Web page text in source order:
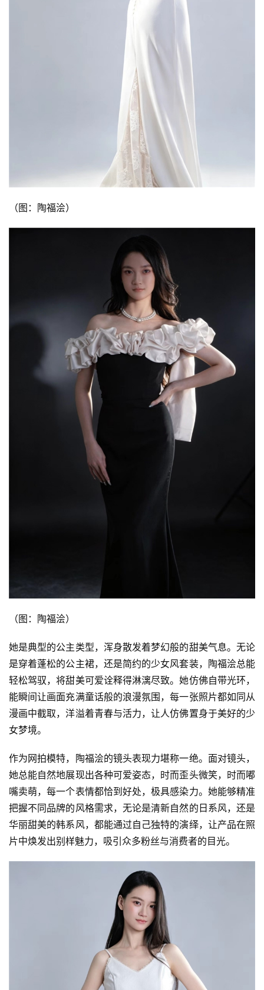
（图：陶福浍）
（图：陶福浍）
她是典型的公主类型，浑身散发着梦幻般的甜美气息。无论
是穿着蓬松的公主裙，还是简约的少女风套装，陶福浍总能
轻松驾驭，将甜美可爱诠释得淋漓尽致。她仿佛自带光环，
能瞬间让画面充满童话般的浪漫氛围，每一张照片都如同从
漫画中截取，洋溢着青春与活力，让人仿佛置身于美好的少
女梦境。
作为网拍模特，陶福浍的镜头表现力堪称一绝。面对镜头，
她总能自然地展现出各种可爱姿态，时而歪头微笑，时而嘟
嘴卖萌，每一个表情都恰到好处，极具感染力。她能够精准
把握不同品牌的风格需求，无论是清新自然的日系风，还是
华丽甜美的韩系风，都能通过自己独特的演绎，让产品在照
片中焕发出别样魅力，吸引众多粉丝与消费者的目光。